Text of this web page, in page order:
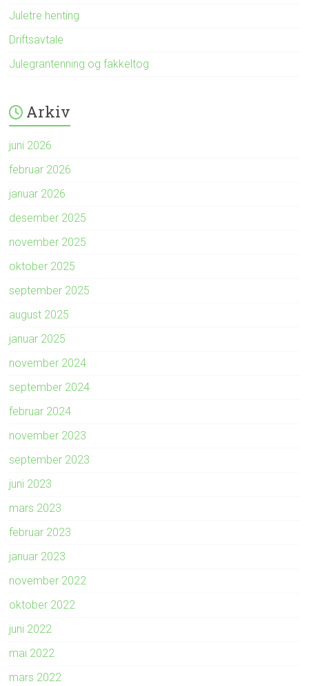
Juletre henting
Driftsavtale
Julegrantenning og fakkeltog
Arkiv
juni 2026
februar 2026
januar 2026
desember 2025
november 2025
oktober 2025
september 2025
august 2025
januar 2025
november 2024
september 2024
februar 2024
november 2023
september 2023
juni 2023
mars 2023
februar 2023
januar 2023
november 2022
oktober 2022
juni 2022
mai 2022
mars 2022